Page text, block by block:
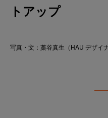
トアップ
写真・文：藁谷真生（HAU デザ